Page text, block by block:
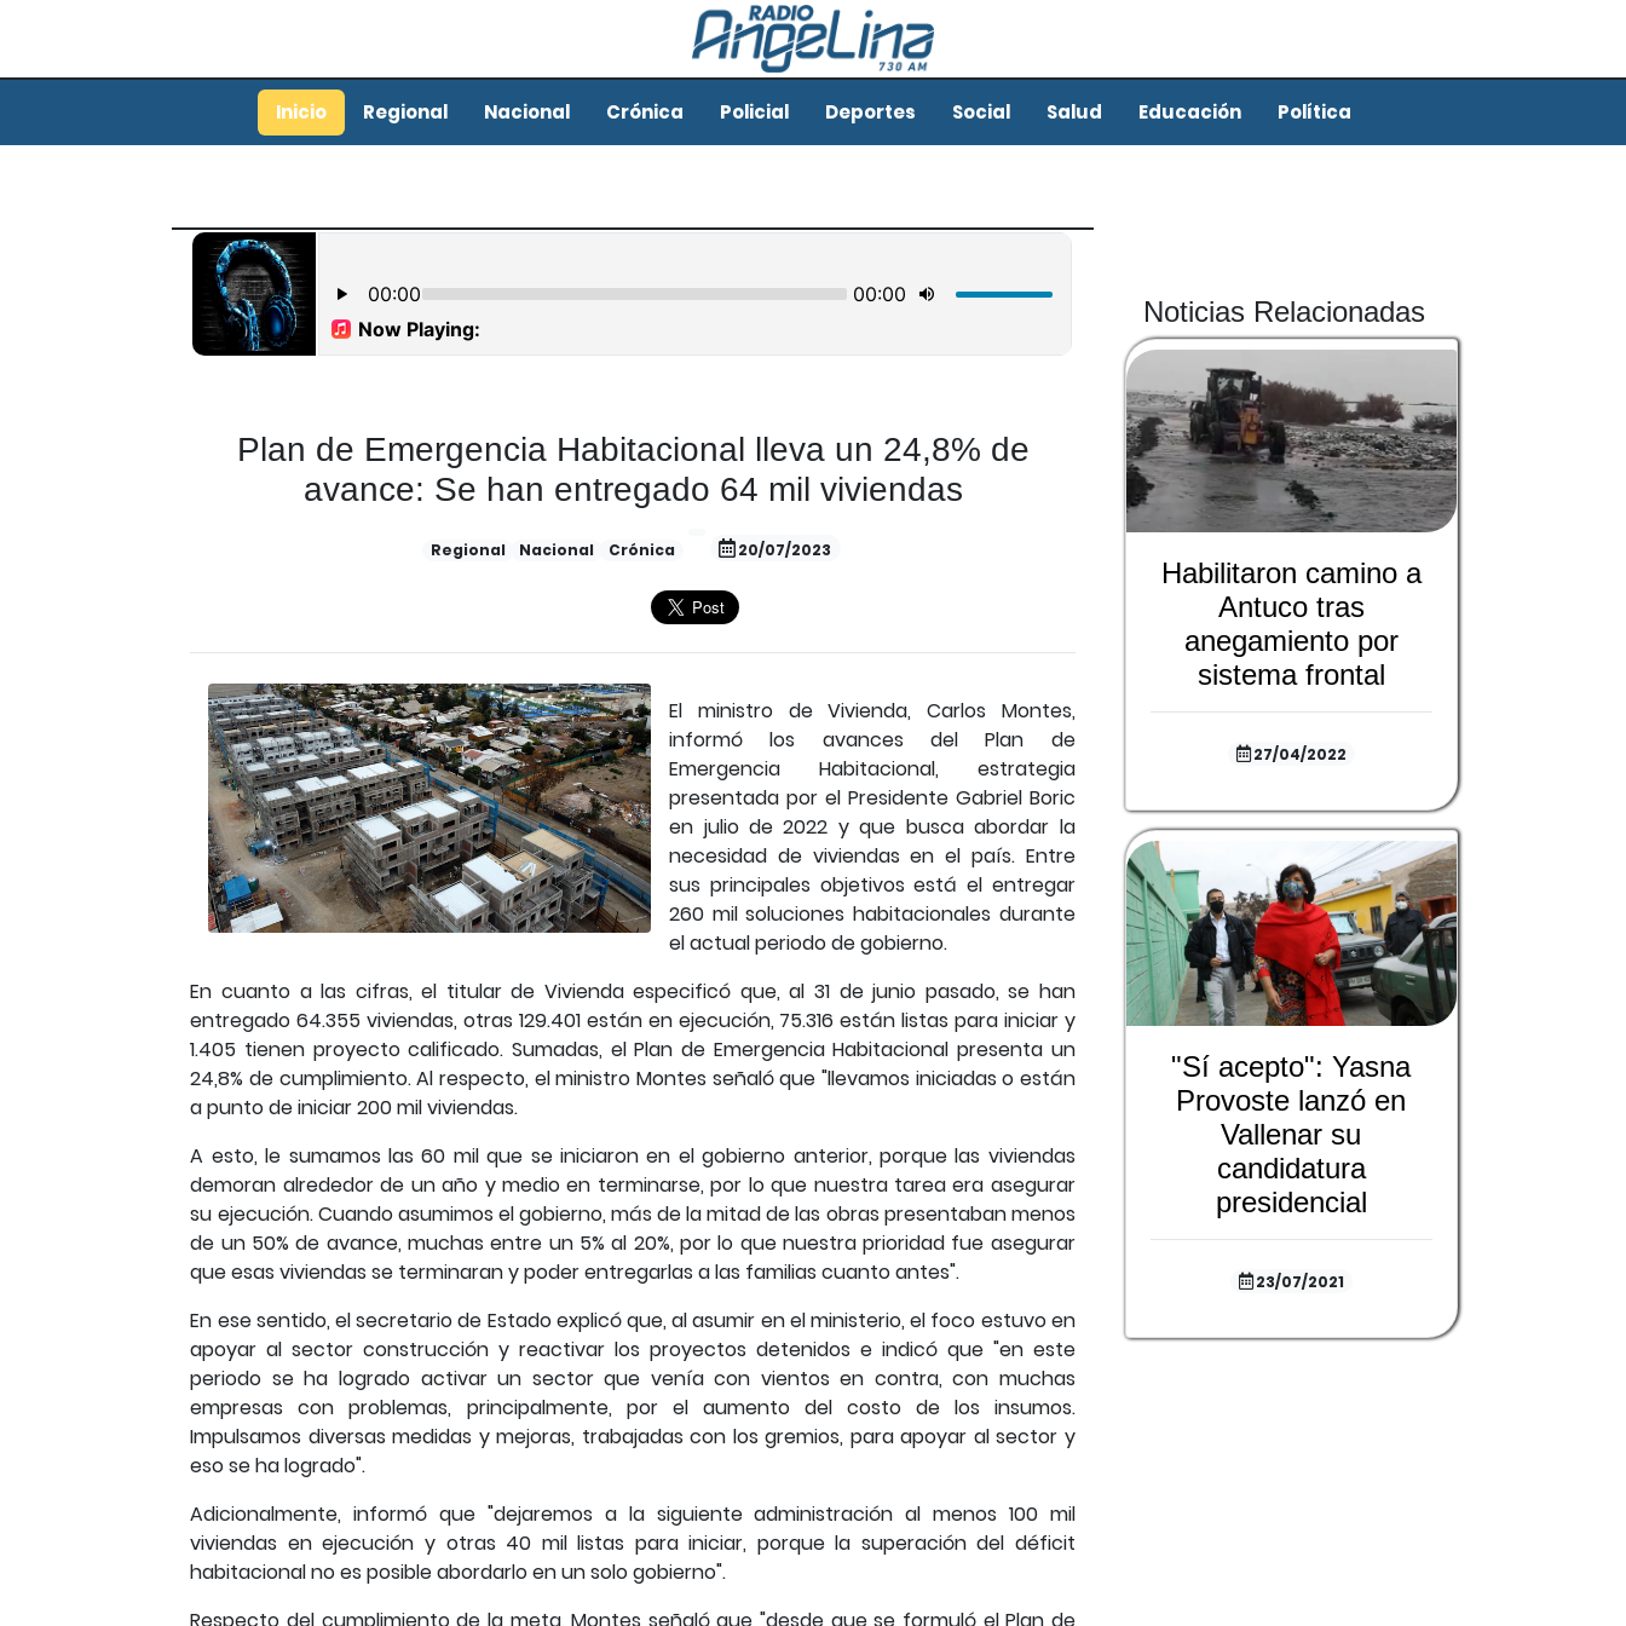
Inicio Regional Nacional Crónica Policial Deportes Social Salud Educación Política
Plan de Emergencia Habitacional lleva un 24,8% de
avance: Se han entregado 64 mil viviendas
Regional Nacional Crónica 20/07/2023
El ministro de Vivienda, Carlos Montes,
informó los avances del Plan de
Emergencia Habitacional, estrategia
presentada por el Presidente Gabriel Boric
en julio de 2022 y que busca abordar la
necesidad de viviendas en el país. Entre
sus principales objetivos está el entregar
260 mil soluciones habitacionales durante
el actual periodo de gobierno.
En cuanto a las cifras, el titular de Vivienda especificó que, al 31 de junio pasado, se han
entregado 64.355 viviendas, otras 129.401 están en ejecución, 75.316 están listas para iniciar y
1.405 tienen proyecto calificado. Sumadas, el Plan de Emergencia Habitacional presenta un
24,8% de cumplimiento. Al respecto, el ministro Montes señaló que "llevamos iniciadas o están
a punto de iniciar 200 mil viviendas.
A esto, le sumamos las 60 mil que se iniciaron en el gobierno anterior, porque las viviendas
demoran alrededor de un año y medio en terminarse, por lo que nuestra tarea era asegurar
su ejecución. Cuando asumimos el gobierno, más de la mitad de las obras presentaban menos
de un 50% de avance, muchas entre un 5% al 20%, por lo que nuestra prioridad fue asegurar
que esas viviendas se terminaran y poder entregarlas a las familias cuanto antes".
En ese sentido, el secretario de Estado explicó que, al asumir en el ministerio, el foco estuvo en
apoyar al sector construcción y reactivar los proyectos detenidos e indicó que "en este
periodo se ha logrado activar un sector que venía con vientos en contra, con muchas
empresas con problemas, principalmente, por el aumento del costo de los insumos.
Impulsamos diversas medidas y mejoras, trabajadas con los gremios, para apoyar al sector y
eso se ha logrado".
Adicionalmente, informó que "dejaremos a la siguiente administración al menos 100 mil
viviendas en ejecución y otras 40 mil listas para iniciar, porque la superación del déficit
habitacional no es posible abordarlo en un solo gobierno".
Noticias Relacionadas
Habilitaron camino a
Antuco tras
anegamiento por
sistema frontal
27/04/2022
"Sí acepto": Yasna
Provoste lanzó en
Vallenar su
candidatura
presidencial
23/07/2021